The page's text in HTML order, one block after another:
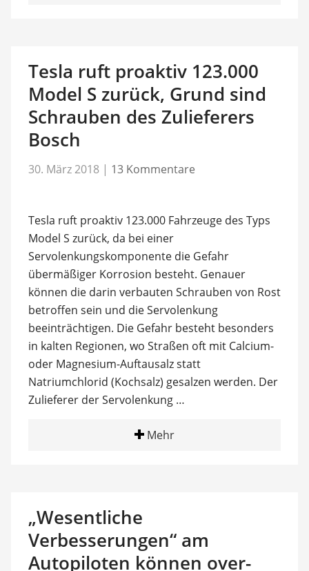
Tesla ruft proaktiv 123.000
Model S zurück, Grund sind
Schrauben des Zulieferers
Bosch
30. März 2018 | 13 Kommentare
Tesla ruft proaktiv 123.000 Fahrzeuge des Typs
Model S zurück, da bei einer
Servolenkungskomponente die Gefahr
übermäßiger Korrosion besteht. Genauer
können die darin verbauten Schrauben von Rost
betroffen sein und die Servolenkung
beeinträchtigen. Die Gefahr besteht besonders
in kalten Regionen, wo Straßen oft mit Calcium-
oder Magnesium-Auftausalz statt
Natriumchlorid (Kochsalz) gesalzen werden. Der
Zulieferer der Servolenkung …
Mehr
„Wesentliche
Verbesserungen“ am
Autopiloten können over-